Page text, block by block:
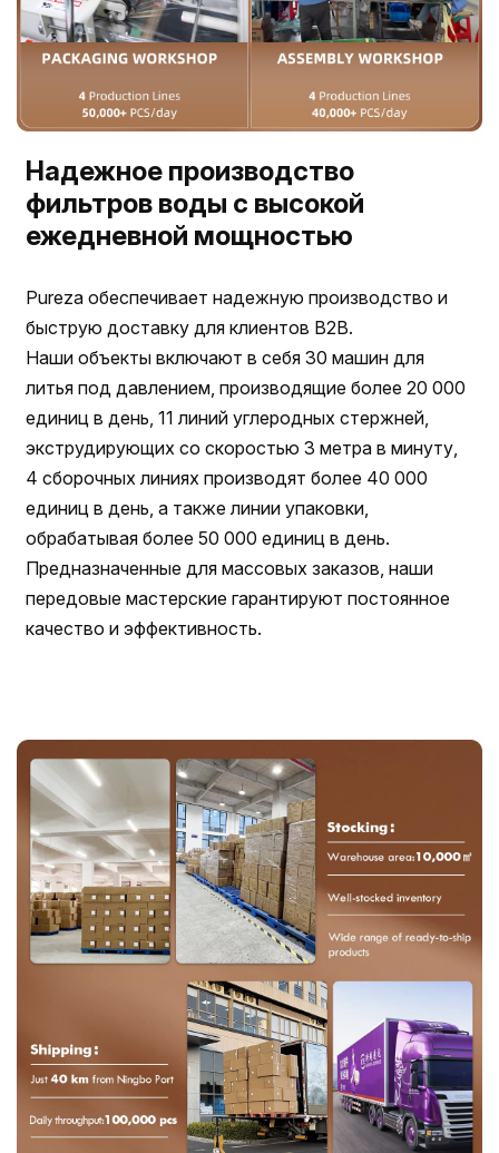
Надежное производство
фильтров воды с высокой
ежедневной мощностью
Pureza обеспечивает надежную производство и
быструю доставку для клиентов B2B.
Наши объекты включают в себя 30 машин для
литья под давлением, производящие более 20 000
единиц в день, 11 линий углеродных стержней,
экструдирующих со скоростью 3 метра в минуту,
4 сборочных линиях производят более 40 000
единиц в день, а также линии упаковки,
обрабатывая более 50 000 единиц в день.
Предназначенные для массовых заказов, наши
передовые мастерские гарантируют постоянное
качество и эффективность.